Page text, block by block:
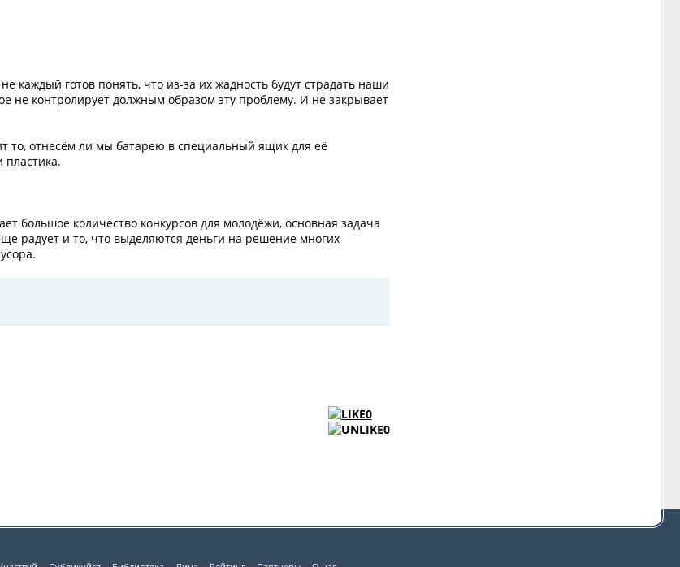
каждый готов понять, что из-за их жадность будут страдать наши
не контролирует должным образом эту проблему. И не закрывает
то, отнесём ли мы батарею в специальный ящик для её
пластика.
большое количество конкурсов для молодёжи, основная задача
радует и то, что выделяются деньги на решение многих
0
0